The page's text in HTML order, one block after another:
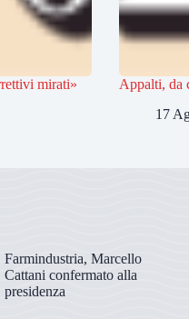
mirati»
Appalti, da
17
Farmindustria, Marcello
Cattani confermato alla
presidenza